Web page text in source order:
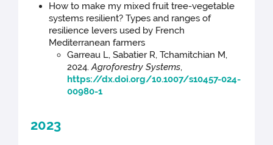
How to make my mixed fruit tree-vegetable
systems resilient? Types and ranges of
resilience levers used by French
Mediterranean farmers
Garreau L, Sabatier R, Tchamitchian M,
2024.Agroforestry Systems,
https://dx.doi.org/10.1007/s10457-024-
00980-1
2023